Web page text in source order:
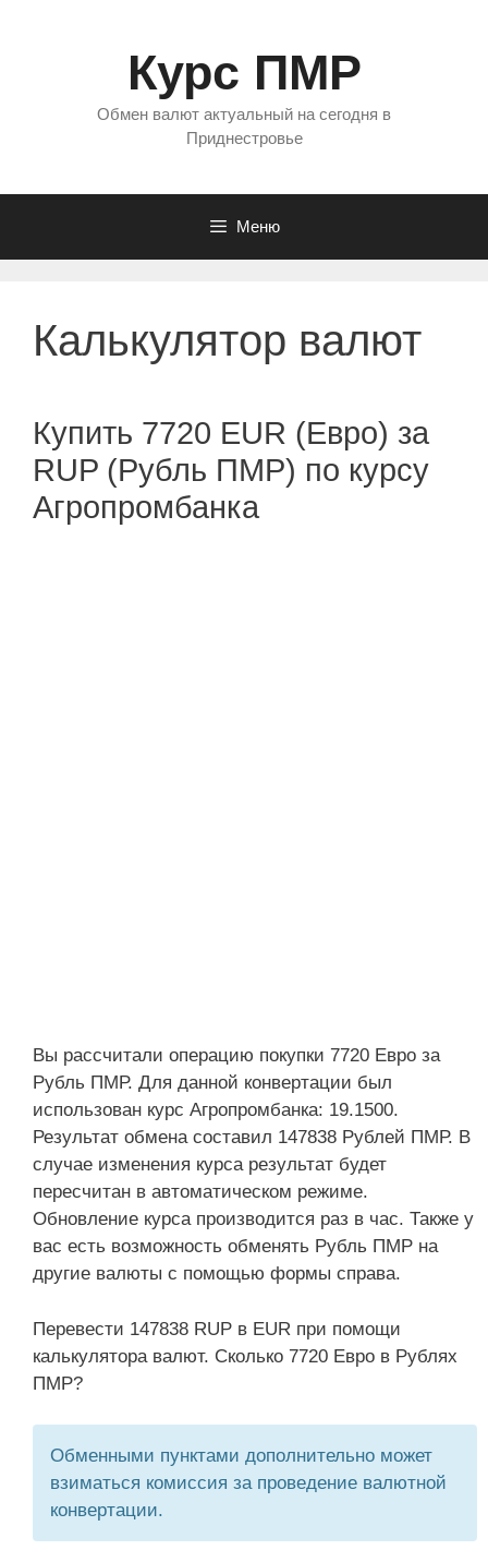
Курс ПМР
Обмен валют актуальный на сегодня в
Приднестровье
Меню
Калькулятор валют
Купить 7720 EUR (Евро) за
RUP (Рубль ПМР) по курсу
Агропромбанка
Вы рассчитали операцию покупки 7720 Евро за
Рубль ПМР. Для данной конвертации был
использован курс Агропромбанка: 19.1500.
Результат обмена составил 147838 Рублей ПМР. В
случае изменения курса результат будет
пересчитан в автоматическом режиме.
Обновление курса производится раз в час. Также у
вас есть возможность обменять Рубль ПМР на
другие валюты с помощью формы справа.
Перевести 147838 RUP в EUR при помощи
калькулятора валют. Сколько 7720 Евро в Рублях
ПМР?
Обменными пунктами дополнительно может
взиматься комиссия за проведение валютной
конвертации.